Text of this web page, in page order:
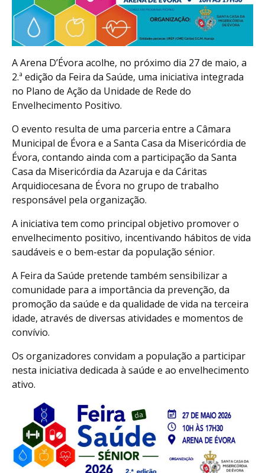
A Arena D’Évora acolhe, no próximo dia 27 de maio, a
2.ª edição da Feira da Saúde, uma iniciativa integrada
no Plano de Ação da Unidade de Rede do
Envelhecimento Positivo.
O evento resulta de uma parceria entre a Câmara
Municipal de Évora e a Santa Casa da Misericórdia de
Évora, contando ainda com a participação da Santa
Casa da Misericórdia da Azaruja e da Cáritas
Arquidiocesana de Évora no grupo de trabalho
responsável pela organização.
A iniciativa tem como principal objetivo promover o
envelhecimento positivo, incentivando hábitos de vida
saudáveis e o bem-estar da população sénior.
A Feira da Saúde pretende também sensibilizar a
comunidade para a importância da prevenção, da
promoção da saúde e da qualidade de vida na terceira
idade, através de diversas atividades e momentos de
convívio.
Os organizadores convidam a população a participar
nesta iniciativa dedicada à saúde e ao envelhecimento
ativo.